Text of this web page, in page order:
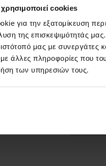
cookies
για την εξατομίκευση
της επισκεψιμότητάς
ιστότοπό μας με
άλλες πληροφορίες που
των υπηρεσιών τους.
πολύ
σαν
ΦΥΛΟ: άνδρες
Μάρκα:
Αρωματικό
πορτοκάλι,
σανταλόξυλο,
Συστατικό
Τύπος